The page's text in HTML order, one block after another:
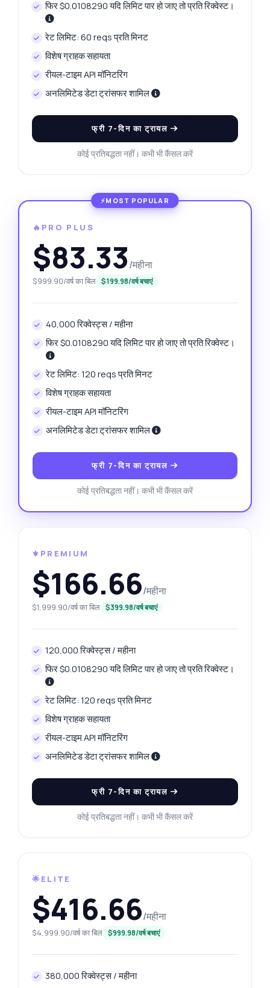
फिर $0.0108290 यदि लिमिट पार हो जाए तो प्रति रिक्वेस्ट।
रेट लिमिट: 60 reqs प्रति मिनट
विशेष ग्राहक सहायता
रीयल-टाइम API मॉनिटरिंग
अनलिमिटेड डेटा ट्रांसफर शामिल
फ्री 7-दिन का ट्रायल
कोई प्रतिबद्धता नहीं। कभी भी कैंसल करें
🔥PRO PLUS
$83.33/महीना
$999.90/वर्ष का बिल $199.98/वर्ष बचाएं
40,000 रिक्वेस्ट्स / महीना
फिर $0.0108290 यदि लिमिट पार हो जाए तो प्रति रिक्वेस्ट।
रेट लिमिट: 120 reqs प्रति मिनट
विशेष ग्राहक सहायता
रीयल-टाइम API मॉनिटरिंग
अनलिमिटेड डेटा ट्रांसफर शामिल
फ्री 7-दिन का ट्रायल
कोई प्रतिबद्धता नहीं। कभी भी कैंसल करें
⚜️PREMIUM
$166.66/महीना
$1,999.90/वर्ष का बिल $399.98/वर्ष बचाएं
120,000 रिक्वेस्ट्स / महीना
फिर $0.0108290 यदि लिमिट पार हो जाए तो प्रति रिक्वेस्ट।
रेट लिमिट: 120 reqs प्रति मिनट
विशेष ग्राहक सहायता
रीयल-टाइम API मॉनिटरिंग
अनलिमिटेड डेटा ट्रांसफर शामिल
फ्री 7-दिन का ट्रायल
कोई प्रतिबद्धता नहीं। कभी भी कैंसल करें
🌟ELITE
$416.66/महीना
$4,999.90/वर्ष का बिल $999.98/वर्ष बचाएं
380,000 रिक्वेस्ट्स / महीना